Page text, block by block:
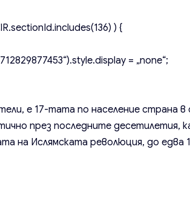
) {
= „none“;
е 17-тата по население страна в
през последните десетилетия,
на Ислямската революция, до едва